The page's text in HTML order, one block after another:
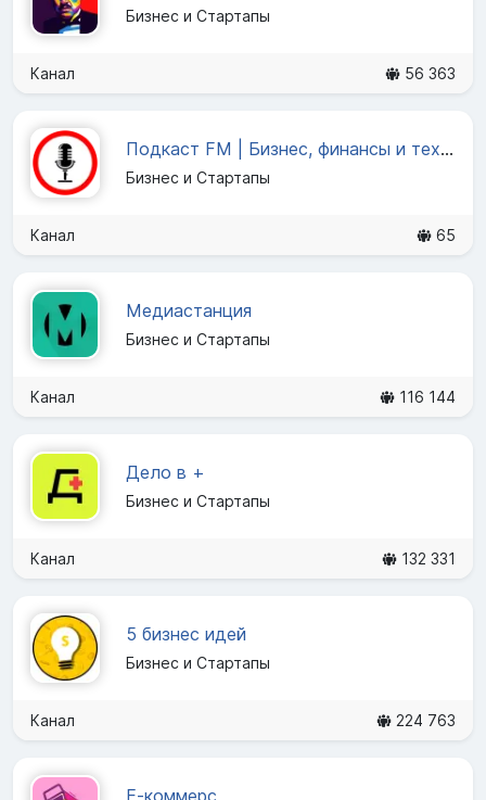
Бизнес и Стартапы
Канал 56 363
Подкаст FM | Бизнес, финансы и технологии
Бизнес и Стартапы
Канал 65
Медиастанция
Бизнес и Стартапы
Канал 116 144
Дело в +
Бизнес и Стартапы
Канал 132 331
5 бизнес идей
Бизнес и Стартапы
Канал 224 763